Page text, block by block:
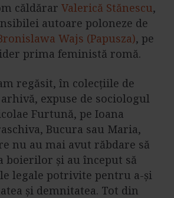
căldărar Valerică Stănescu,
autoare poloneze de
Wajs (Papusza), pe
prima feministă romă.
regăsit, în colecțiile de
expuse de sociologul
Furtună, pe Ioana
Bucura sau Maria,
nu au mai avut răbdare să
boierilor și au început să
legale potrivite pentru a-și
și demnitatea. Tot din